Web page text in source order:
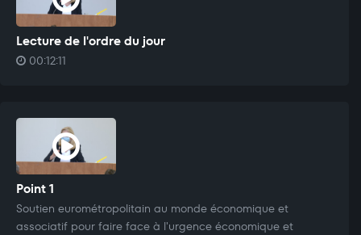
Lecture de l'ordre du jour
00:12:11
Point 1
Soutien eurométropolitain au monde économique et
associatif pour faire face à l'urgence économique et